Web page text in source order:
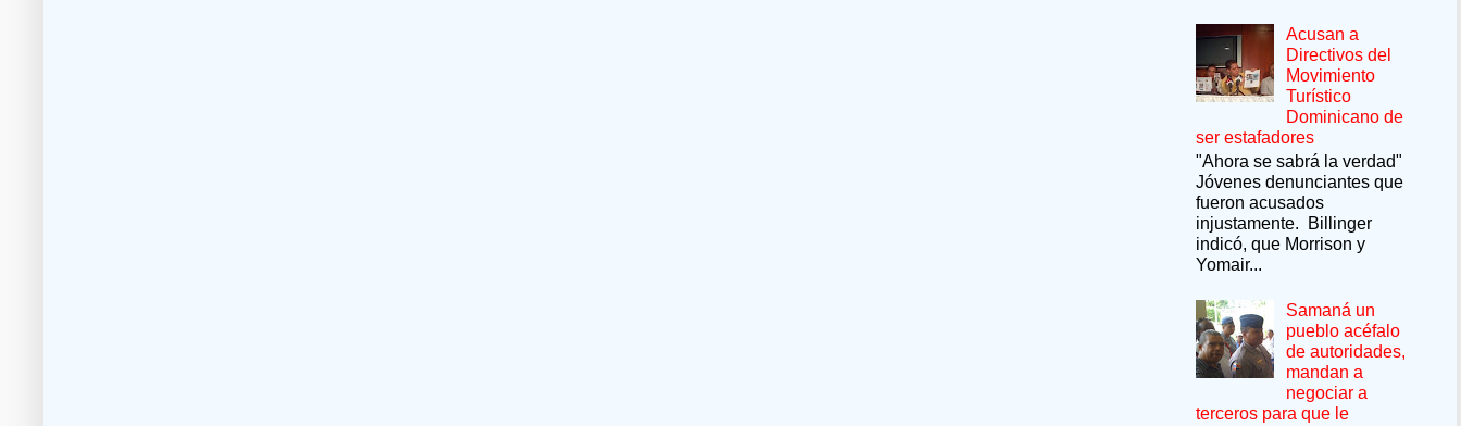
Acusan a
Directivos del
Movimiento
Turístico
Dominicano de
ser estafadores
"Ahora se sabrá la verdad"
Jóvenes denunciantes que
fueron acusados
injustamente. Billinger
indicó, que Morrison y
Yomair...
Samaná un
pueblo acéfalo
de autoridades,
mandan a
negociar a
terceros para que le